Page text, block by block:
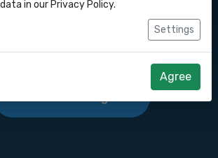
in our Privacy Policy.
Settings
Agree